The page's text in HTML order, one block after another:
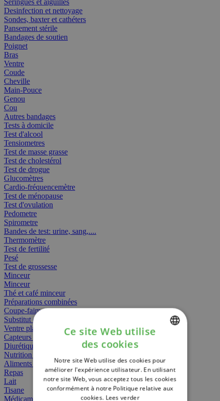
Seringues et aiguilles
Desinfection et nettoyage
Sondes, baxter et cathéters
Pansement stérile
Bandages de soutien
Poignet
Bras
Ventre
Coude
Cheville
Main-Pouce
Genou
Cou
Autres bandages
Tests à domicile
Test d'alcool
Tensiometres
Test de masse grasse
Test de cholestérol
Test de drogue
Glucomètres
Cardio-fréquencemètre
Test de ménopause
Test d'ovulation
Pedometre
Spirometre
Bandes de test: urine, sang,....
Thermomètre
Test de fertilité
Pesé
Test de grossesse
Minceur
Minceur
Thé et café minceur
Préparations combinées
Coupe-faim
Substitut de repas
Ventre plat
Capteurs gras
Diurétiques
Nutrition spécifique
Aliments Bébé
Repas
Lait
Tisane
Médicament
FRENCH
ENGLISH
Ce site Web utilise
des cookies
Notre site Web utilise des cookies pour
améliorer l'expérience utilisateur. En utilisant
notre site Web, vous acceptez tous les cookies
conformément à notre Politique relative aux
cookies. Lees verder